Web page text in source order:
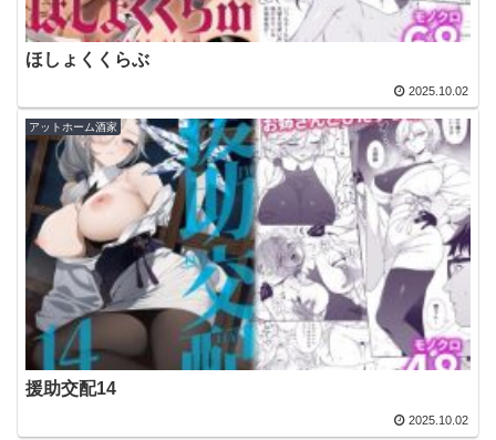
ほしょくくらぶ
2025.10.02
アットホーム酒家
援助交配14
2025.10.02